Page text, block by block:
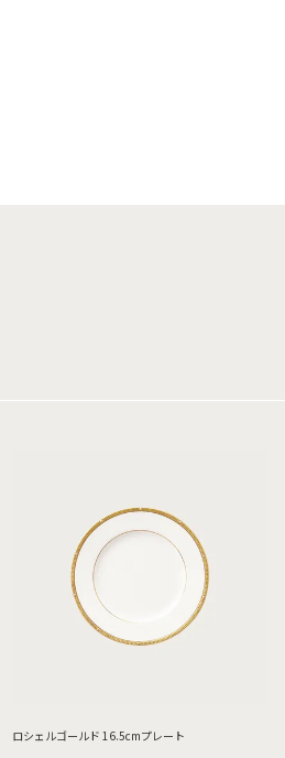
ロシェルゴールド 16.5cmプレート